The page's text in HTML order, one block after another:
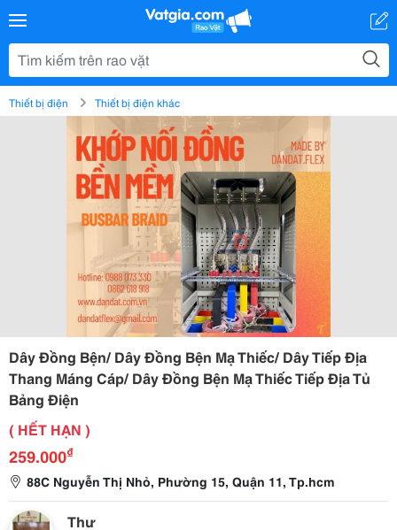
Thiết bị điện Thiết bị điện khác
Dây Đồng Bện/ Dây Đồng Bện Mạ Thiếc/ Dây Tiếp Địa
Thang Máng Cáp/ Dây Đồng Bện Mạ Thiếc Tiếp Địa Tủ
Bảng Điện
( HẾT HẠN )
259.000₫
88C Nguyễn Thị Nhỏ, Phường 15, Quận 11, Tp.hcm
Thư